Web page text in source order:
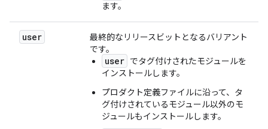
ます。
user
最終的なリリースビットとなるバリアント
です。
user でタグ付けされたモジュールを
インストールします。
プロダクト定義ファイルに沿って、タ
グ付けされているモジュール以外のモ
ジュールもインストールします。